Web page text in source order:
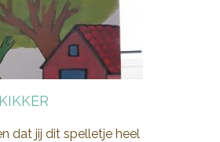
dat jij dit spelletje heel